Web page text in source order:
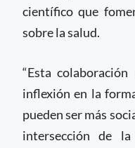
científico que
sobre la salud.
“Esta
inflexión en la
pueden ser más
intersección de